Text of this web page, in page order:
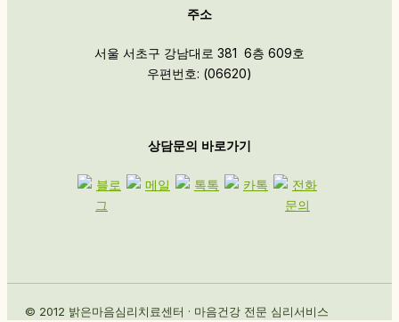
주소
서울 서초구 강남대로 381 6층 609호
우편번호: (06620)
상담문의 바로가기
© 2012 밝은마음심리치료센터 · 마음건강 전문 심리서비스